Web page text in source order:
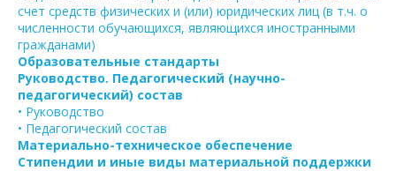
счет средств физических и (или) юридических лиц (в т.ч. о
численности обучающихся, являющихся иностранными
гражданами)
Образовательные стандарты
Руководство. Педагогический (научно-
педагогический) состав
• Руководство
• Педагогический состав
Материально-техническое обеспечение
Стипендии и иные виды материальной поддержки